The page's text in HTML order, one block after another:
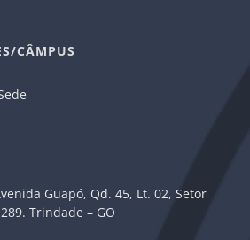
CÂMPUS
Guapó, Qd. 45, Lt. 02, Setor
Trindade – GO